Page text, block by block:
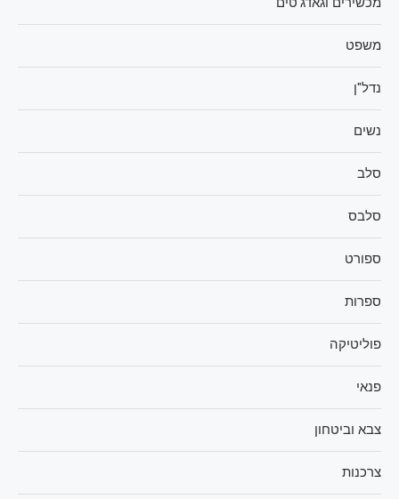
משפט
נדל"ן
נשים
סלב
סלבס
ספורט
ספרות
פוליטיקה
פנאי
צבא וביטחון
צרכנות